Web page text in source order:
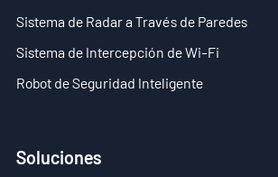
Sistema de Radar a Través de Paredes
Sistema de Intercepción de Wi-Fi
Robot de Seguridad Inteligente
Soluciones